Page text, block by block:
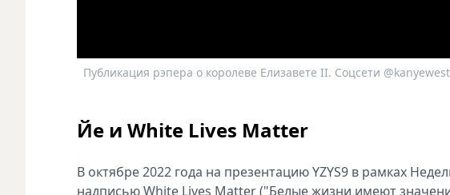
Публикация рэпера о королеве Елизавете II. Соцсети
Йе и White Lives Matter
В октябре 2022 года на презентацию YZYS9 в рамках
надписью White Lives Matter ("Белые жизни имеют